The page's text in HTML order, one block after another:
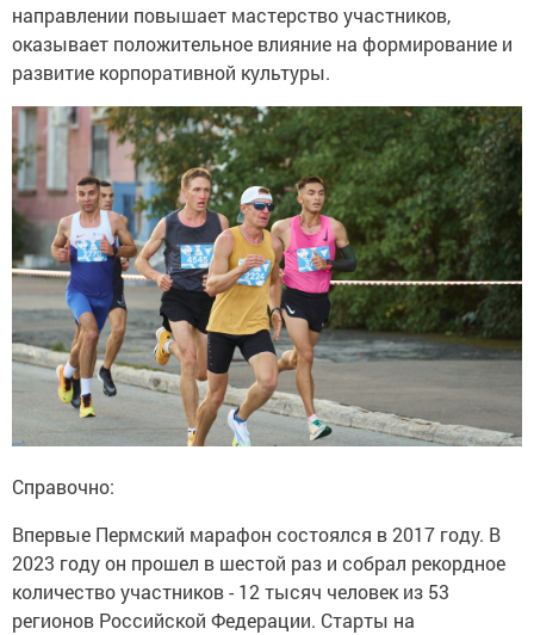
направлении повышает мастерство участников,
оказывает положительное влияние на формирование и
развитие корпоративной культуры.
Справочно:
Впервые Пермский марафон состоялся в 2017 году. В
2023 году он прошел в шестой раз и собрал рекордное
количество участников - 12 тысяч человек из 53
регионов Российской Федерации. Старты на